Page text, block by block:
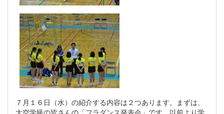
７月１６日（水）の紹介する内容は２つあります。まずは、